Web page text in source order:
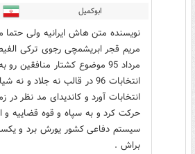
ابوکمیل
نویسنده متن هاش ایرانیه ولی
مریم قجر ابریشمچی رجوی ترکی
مرداد 95 موضوع کشتار منافقین
انتخابات 96 در قالب نه جلاد
انتخابات آورد و کاندیدای مد نظر در
حرکت کرد و به سپاه و قوه قضاییه و
سیستم دفاعی کشور یورش برد و
براش .